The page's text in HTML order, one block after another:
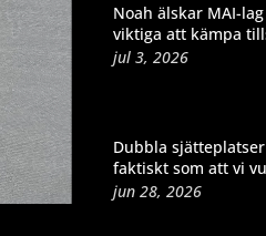
Noah älskar MAI-
viktiga att kämpa
jul 3, 2026
Dubbla sjätteplatser
faktiskt som att vi
jun 28, 2026